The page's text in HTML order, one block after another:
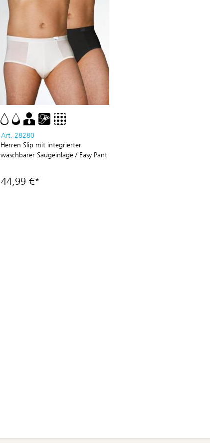
Art. 28280
Herren Slip mit integrierter
waschbarer Saugeinlage / Easy Pant
44,99 €*